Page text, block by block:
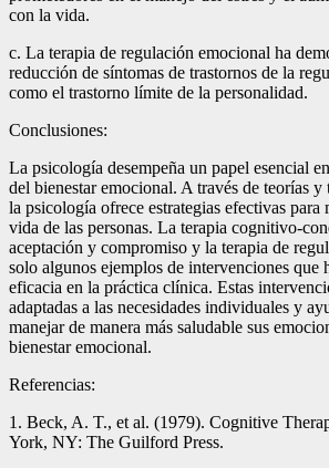
con la vida.
c. La terapia de regulación emocional ha
reducción de síntomas de trastornos de la
como el trastorno límite de la personalidad.
Conclusiones:
La psicología desempeña un papel esencial
del bienestar emocional. A través de teorías y
la psicología ofrece estrategias efectivas para
vida de las personas. La terapia cognitivo-
aceptación y compromiso y la terapia de
solo algunos ejemplos de intervenciones que
eficacia en la práctica clínica. Estas
adaptadas a las necesidades individuales y
manejar de manera más saludable sus
bienestar emocional.
Referencias:
1. Beck, A. T., et al. (1979). Cognitive
York, NY: The Guilford Press.